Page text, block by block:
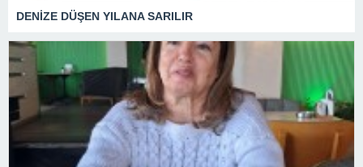
DENİZE DÜŞEN YILANA SARILIR